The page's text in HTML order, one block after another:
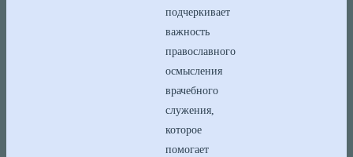
подчеркивает
важность
православного
осмысления
врачебного
служения,
которое
помогает